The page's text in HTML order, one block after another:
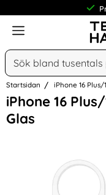
Meny
Sök
Startsidan iPhone 16
iPhone 16
Glas
Hoppa
över
Bilder